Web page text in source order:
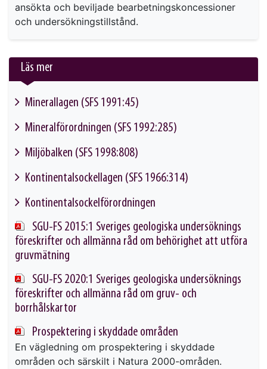
ansökta och beviljade bearbetningskoncessioner
och undersökningstillstånd.
Läs mer
Minerallagen (SFS 1991:45)
Mineralförordningen (SFS 1992:285)
Miljöbalken (SFS 1998:808)
Kontinentalsockellagen (SFS 1966:314)
Kontinentalsockelförordningen
SGU-FS 2015:1 Sveriges geologiska undersöknings
föreskrifter och allmänna råd om behörighet att utföra
gruvmätning
SGU-FS 2020:1 Sveriges geologiska undersöknings
föreskrifter och allmänna råd om gruv- och
borrhålskartor
Prospektering i skyddade områden
En vägledning om prospektering i skyddade
områden och särskilt i Natura 2000-områden.